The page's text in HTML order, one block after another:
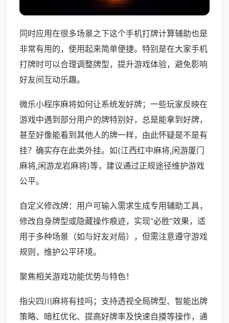
同时应用在很多场景之下这个手机打牌计算辅助也是
非常有用的，使用起来简单便捷。特别是在大家手机
打牌时可以合理调整牌型，提升游戏体验，避免影响
好友间互动乐趣。
微乐小程序麻将如何让系统发好牌；一些玩家反映在
游戏中遇到部分用户的牌特别好，总是能拿到好牌，
甚至好像能看到其他人的牌一样，由此怀疑是不是有
挂？确实存在此类外挂。如(江西红中麻将,闲游厦门
麻将,闲游龙岩麻将)等，建议通过正规途径维护游戏
公平。
自定义修改牌：用户可输入需求生成专用辅助工具，
修改自身牌型或隐藏操作痕迹，实现“必胜”效果，适
用于多种场景（如与好友对局），但需注意遵守游戏
规则，维护公平环境。
聚焦相关游戏功能优势与特色！
指尖四川麻将有挂吗；支持透视全局牌型、智能出牌
策略、暗杠优化、提高好牌率及快速自摸等操作，通